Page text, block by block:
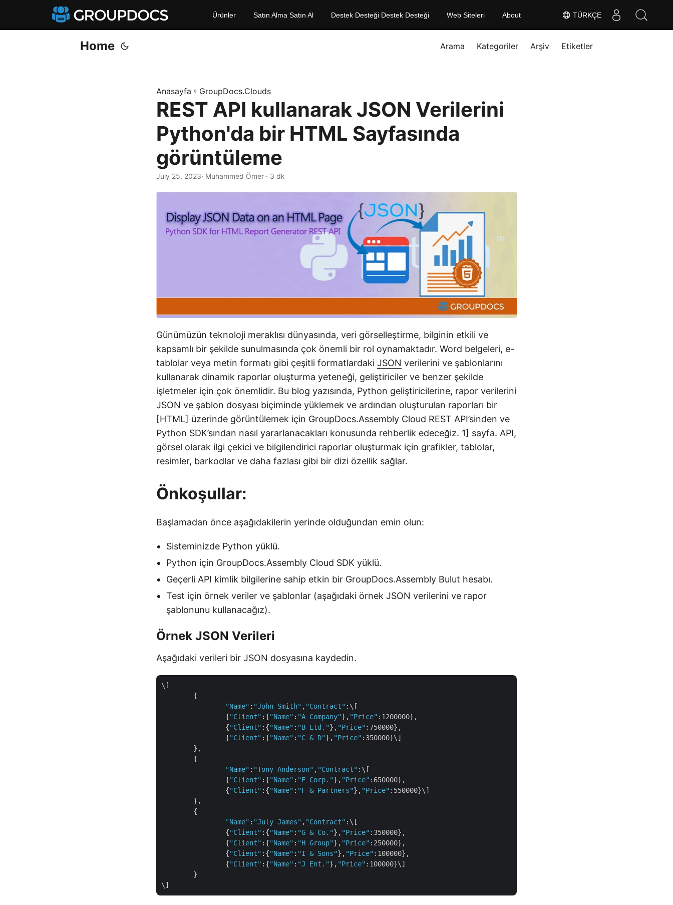
TÜRKÇE
Ürünler Satın Alma Satın Al Destek Desteği Destek Desteği Web Siteleri About
Home Arama Kategoriler Arşiv Etiketler
Anasayfa » GroupDocs.Clouds
REST API kullanarak JSON Verilerini
Python'da bir HTML Sayfasında
görüntüleme
July 25, 2023· Muhammed Ömer · 3 dk
Günümüzün teknoloji meraklısı dünyasında, veri görselleştirme, bilginin etkili ve
kapsamlı bir şekilde sunulmasında çok önemli bir rol oynamaktadır. Word belgeleri, e-
tablolar veya metin formatı gibi çeşitli formatlardaki JSON verilerini ve şablonlarını
kullanarak dinamik raporlar oluşturma yeteneği, geliştiriciler ve benzer şekilde
işletmeler için çok önemlidir. Bu blog yazısında, Python geliştiricilerine, rapor verilerini
JSON ve şablon dosyası biçiminde yüklemek ve ardından oluşturulan raporları bir
[HTML] üzerinde görüntülemek için GroupDocs.Assembly Cloud REST API’sinden ve
Python SDK’sından nasıl yararlanacakları konusunda rehberlik edeceğiz. 1] sayfa. API,
görsel olarak ilgi çekici ve bilgilendirici raporlar oluşturmak için grafikler, tablolar,
resimler, barkodlar ve daha fazlası gibi bir dizi özellik sağlar.
Önkoşullar:
Başlamadan önce aşağıdakilerin yerinde olduğundan emin olun:
Sisteminizde Python yüklü.
Python için GroupDocs.Assembly Cloud SDK yüklü.
Geçerli API kimlik bilgilerine sahip etkin bir GroupDocs.Assembly Bulut hesabı.
Test için örnek veriler ve şablonlar (aşağıdaki örnek JSON verilerini ve rapor
şablonunu kullanacağız).
Örnek JSON Verileri
Aşağıdaki verileri bir JSON dosyasına kaydedin.
\[
"Name" : "John Smith" , "Contract" :\[
		{
"Client" :{"Name" : "A Company"}, "Price" :1200000},
		{
"Client" :{"Name" : "B Ltd."}, "Price" :750000},
		{
"Client" :{"Name" : "C & D"}, "Price" :350000}\]
"Name" : "Tony Anderson" , "Contract" :\[
		{
"Client" :{"Name" : "E Corp."}, "Price" :650000},
		{
"Client" :{"Name" : "F & Partners"}, "Price" :550000}\]
"Name" : "July James" , "Contract" :\[
		{
"Client" :{"Name" : "G & Co."}, "Price" :350000},
		{
"Client" :{"Name" : "H Group"}, "Price" :250000},
		{
"Client" :{"Name" : "I & Sons"}, "Price" :100000},
		{
"Client" :{"Name" : "J Ent."}, "Price" :100000}\]